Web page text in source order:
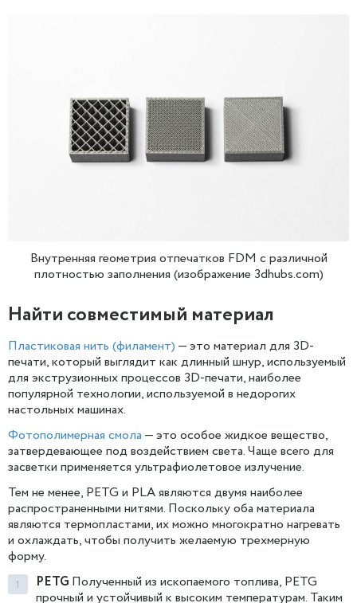
Внутренняя геометрия отпечатков FDM с различной
плотностью заполнения (изображение 3dhubs.com)
Найти совместимый материал
Пластиковая нить (филамент) — это материал для 3D-
печати, который выглядит как длинный шнур, используемый
для экструзионных процессов 3D-печати, наиболее
популярной технологии, используемой в недорогих
настольных машинах.
Фотополимерная смола — это особое жидкое вещество,
затвердевающее под воздействием света. Чаще всего для
засветки применяется ультрафиолетовое излучение.
Тем не менее, PETG и PLA являются двумя наиболее
распространенными нитями. Поскольку оба материала
являются термопластами, их можно многократно нагревать
и охлаждать, чтобы получить желаемую трехмерную
форму.
PETG Полученный из ископаемого топлива, PETG
прочный и устойчивый к высоким температурам. Таким